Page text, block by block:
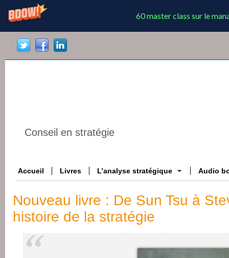
60 master class sur le
Conseil en stratégie
Accueil Livres L’analyse stratégique Audio
Nouveau livre : De Sun Tsu à
histoire de la stratégie